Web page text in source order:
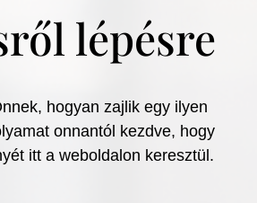
lépésre
hogyan zajlik egy ilyen
onnantól kezdve, hogy
itt a weboldalon keresztül.